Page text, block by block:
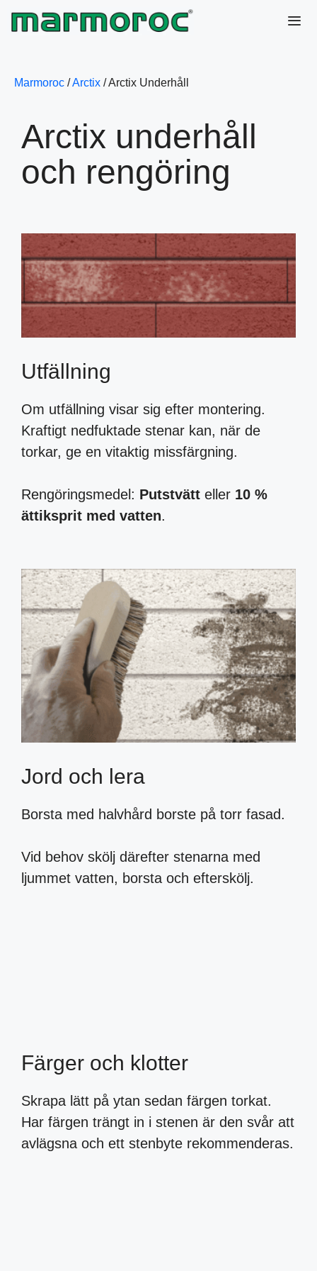
Hoppa
till
Marmoroc /Arctix /Arctix Underhåll
Arctix underhåll
och rengöring
Utfällning
Om utfällning visar sig efter montering.
Kraftigt nedfuktade stenar kan, när de
torkar, ge en vitaktig missfärgning.
Rengöringsmedel: Putstvätt eller 10 %
ättiksprit med vatten.
Jord och lera
Borsta med halvhård borste på torr fasad.
Vid behov skölj därefter stenarna med
ljummet vatten, borsta och efterskölj.
Färger och klotter
Skrapa lätt på ytan sedan färgen torkat.
Har färgen trängt in i stenen är den svår att
avlägsna och ett stenbyte rekommenderas.